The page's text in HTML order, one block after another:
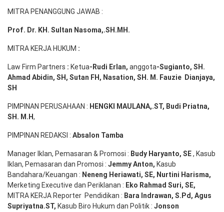
MITRA PENANGGUNG JAWAB :
Prof. Dr. KH. Sultan Nasoma,.SH.MH.
MITRA KERJA HUKUM :
Law Firm Partners : Ketua-Rudi Erlan, anggota-Sugianto, SH.
Ahmad Abidin, SH, Sutan FH, Nasation, SH. M. Fauzie Dianjaya,
SH
PIMPINAN PERUSAHAAN : HENGKI MAULANA,.ST, Budi Priatna,
SH . M.H,
PIMPINAN REDAKSI : Absalon Tamba
Manager Iklan, Pemasaran & Promosi : Budy Haryanto, SE, Kasub
Iklan, Pemasaran dan Promosi : Jemmy Anton, Kasub
Bandahara/Keuangan : Neneng Heriawati, SE, Nurtini Harisma,
Merketing Executive dan Periklanan : Eko Rahmad Suri, SE,
MITRA KERJA Reporter Pendidikan : Bara Indrawan, S.Pd, Agus
Supriyatna.ST, Kasub Biro Hukum dan Politik : Jonson